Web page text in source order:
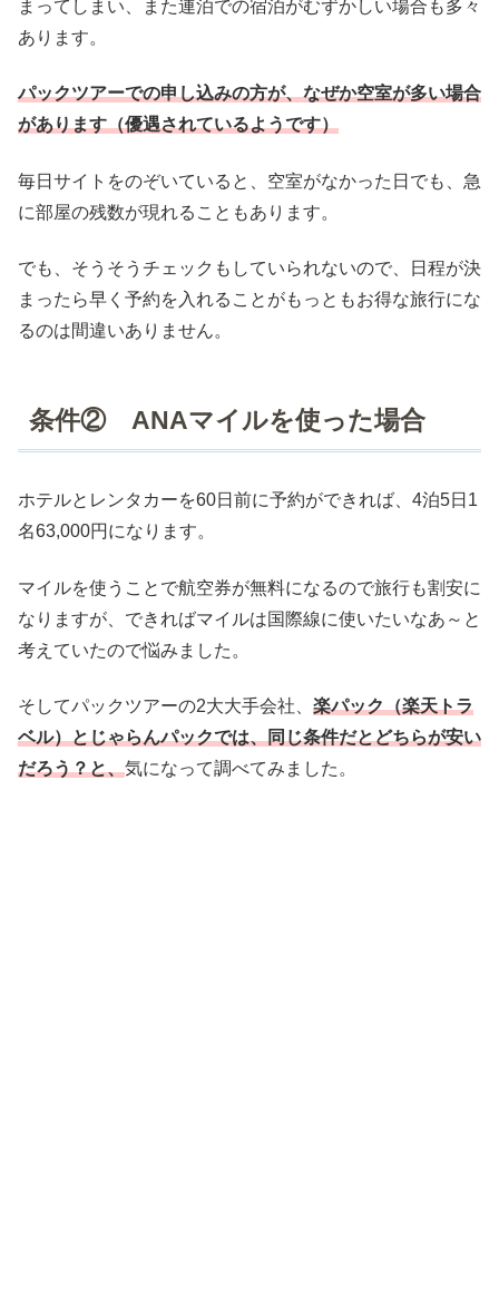
まってしまい、また連泊での宿泊がむずかしい場合も多々
あります。
パックツアーでの申し込みの方が、なぜか空室が多い場合
があります（優遇されているようです）
毎日サイトをのぞいていると、空室がなかった日でも、急
に部屋の残数が現れることもあります。
でも、そうそうチェックもしていられないので、日程が決
まったら早く予約を入れることがもっともお得な旅行にな
るのは間違いありません。
条件② ANAマイルを使った場合
ホテルとレンタカーを60日前に予約ができれば、4泊5日1
名63,000円になります。
マイルを使うことで航空券が無料になるので旅行も割安に
なりますが、できればマイルは国際線に使いたいなあ～と
考えていたので悩みました。
そしてパックツアーの2大大手会社、 楽パック（楽天トラ
ベル）とじゃらんパックでは、同じ条件だとどちらが安い
だろう？と、気になって調べてみました。